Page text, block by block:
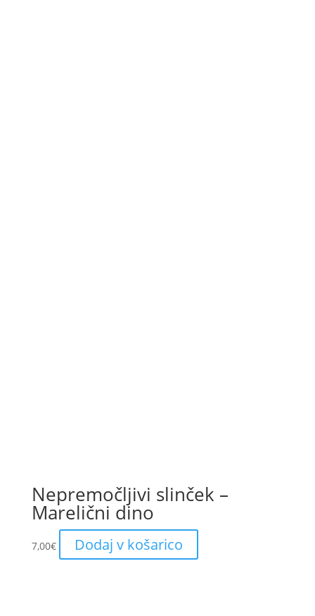
Nepremočljivi slinček –
Marelični dino
7,00€ Dodaj v košarico